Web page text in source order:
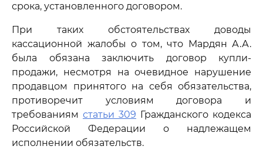
срока, установленного договором.
При таких обстоятельствах доводы
кассационной жалобы о том, что Мардян А.А.
была обязана заключить договор купли-
продажи, несмотря на очевидное нарушение
продавцом принятого на себя обязательства,
противоречит условиям договора и
требованиям статьи 309 Гражданского кодекса
Российской Федерации о надлежащем
исполнении обязательств.